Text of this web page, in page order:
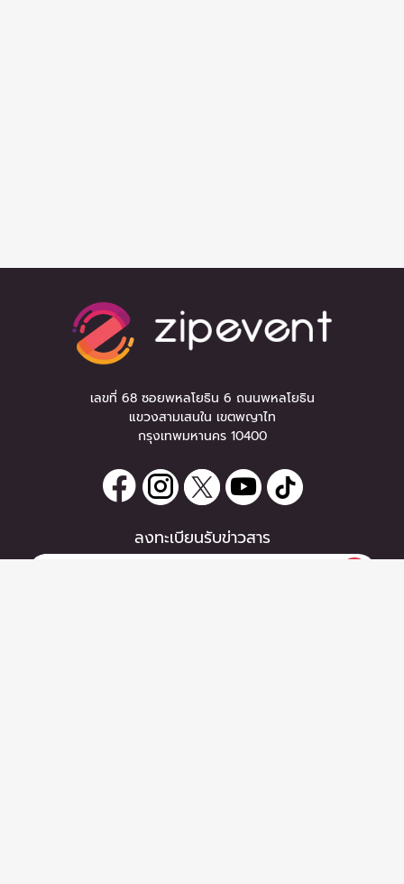
เลขที่ 68 ซอยพหลโยธิน 6 ถนนพหลโยธิน
แขวงสามเสนใน เขตพญาไท
กรุงเทพมหานคร 10400
ลงทะเบียนรับข่าวสาร